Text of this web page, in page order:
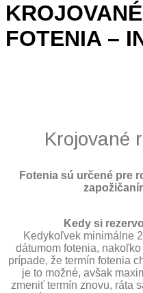
FOTENIA –
Krojované
Fotenia sú určené pre
Kedy si
Kedykoľvek minimálne
dátumom fotenia,
prípade, že termín fotenia
je to možné, avšak
zmeniť termín znovu, ráta